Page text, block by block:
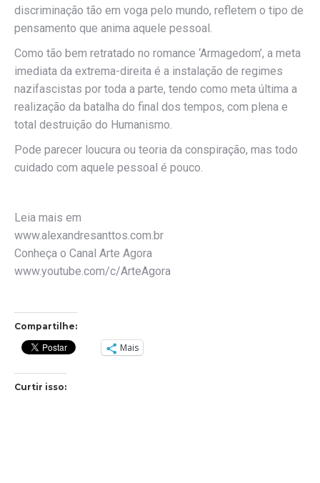
discriminação tão em voga pelo mundo, refletem o tipo de
pensamento que anima aquele pessoal.
Como tão bem retratado no romance ‘Armagedom’, a meta
imediata da extrema-direita é a instalação de regimes
nazifascistas por toda a parte, tendo como meta última a
realização da batalha do final dos tempos, com plena e
total destruição do Humanismo.
Pode parecer loucura ou teoria da conspiração, mas todo
cuidado com aquele pessoal é pouco.
Leia mais em
www.alexandresanttos.com.br
Conheça o Canal Arte Agora
www.youtube.com/c/ArteAgora
Compartilhe:
Mais
Curtir isso: